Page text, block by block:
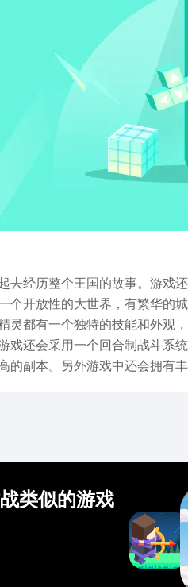
经历整个王国的故事。游戏
个开放性的大世界，有繁华的
灵都有一个独特的技能和外观
还会采用一个回合制战斗系
的副本。另外游戏中还会拥有
类似的游戏